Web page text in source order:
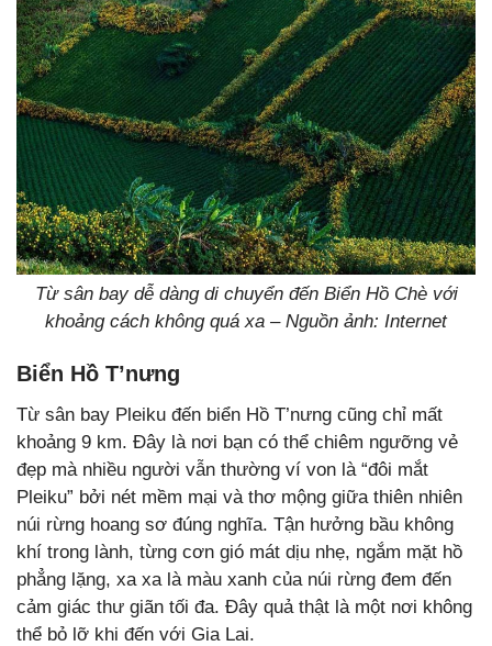
Từ sân bay dễ dàng di chuyển đến Biển Hồ Chè với
khoảng cách không quá xa – Nguồn ảnh: Internet
Biển Hồ T’nưng
Từ sân bay Pleiku đến biển Hồ T’nưng cũng chỉ mất
khoảng 9 km. Đây là nơi bạn có thể chiêm ngưỡng vẻ
đẹp mà nhiều người vẫn thường ví von là “đôi mắt
Pleiku” bởi nét mềm mại và thơ mộng giữa thiên nhiên
núi rừng hoang sơ đúng nghĩa. Tận hưởng bầu không
khí trong lành, từng cơn gió mát dịu nhẹ, ngắm mặt hồ
phẳng lặng, xa xa là màu xanh của núi rừng đem đến
cảm giác thư giãn tối đa. Đây quả thật là một nơi không
thể bỏ lỡ khi đến với Gia Lai.